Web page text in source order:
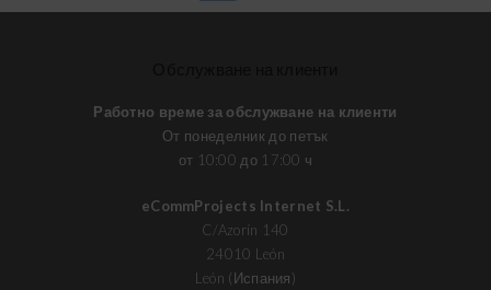
Работно време за обслужване на клиенти
От понеделник до петък
от 10:00 до 17:00 ч
eCommProjects Internet S.L.
C/Azorín 140
24010 León
León (Испания)